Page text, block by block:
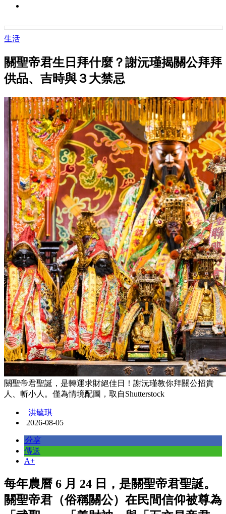
生活
關聖帝君生日拜什麼？謝沅瑾揭關公拜拜
供品、吉時與３大禁忌
關聖帝君聖誕，是轉運求財絕佳日！謝沅瑾教你拜關公招貴
人、斬小人。僅為情境配圖，取自Shutterstock
洪毓琪
2026-08-05
分享
傳送
A+
每年農曆 6 月 24 日，是關聖帝君聖誕。
關聖帝君（俗稱關公）在民間信仰被尊為